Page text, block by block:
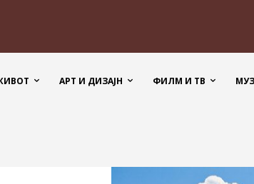
АРТ И ДИЗАЈН ФИЛМ И ТВ